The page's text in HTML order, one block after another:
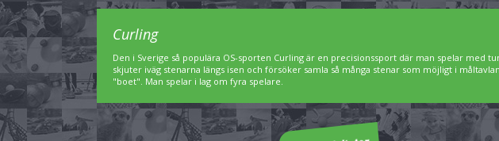
Curling
Den i Sverige så populära OS-sporten Curling är en precisionssport där man spelar med
skjuter iväg stenarna längs isen och försöker samla så många stenar som möjligt i
"boet". Man spelar i lag om fyra spelare.